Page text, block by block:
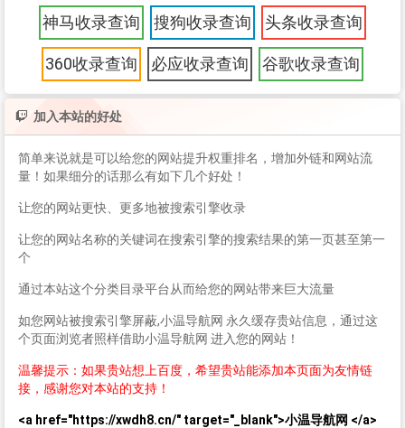
神马收录查询 搜狗收录查询 头条收录查询
360收录查询 必应收录查询 谷歌收录查询
加入本站的好处
简单来说就是可以给您的网站提升权重排名，增加外链和网站流
量！如果细分的话那么有如下几个好处！
让您的网站更快、更多地被搜索引擎收录
让您的网站名称的关键词在搜索引擎的搜索结果的第一页甚至第一
个
通过本站这个分类目录平台从而给您的网站带来巨大流量
如您网站被搜索引擎屏蔽,小温导航网 永久缓存贵站信息，通过这
个页面浏览者照样借助小温导航网 进入您的网站！
温馨提示：如果贵站想上百度，希望贵站能添加本页面为友情链
接，感谢您对本站的支持！
<a href="https://xwdh8.cn/" target="_blank">小温导航网 </a>